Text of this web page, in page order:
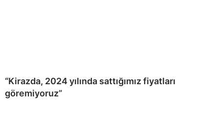
“Kirazda, 2024 yılında sattığımız fiyatları
göremiyoruz”